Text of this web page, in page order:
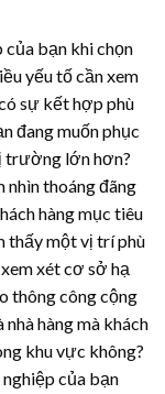
của bạn khi chọn
yếu tố cần xem
sự kết hợp phù
đang muốn phục
trường lớn hơn?
nhìn thoáng đãng
hàng mục tiêu
thấy một vị trí phù
xét cơ sở hạ
thông công cộng
hàng mà khách
khu vực không?
của bạn